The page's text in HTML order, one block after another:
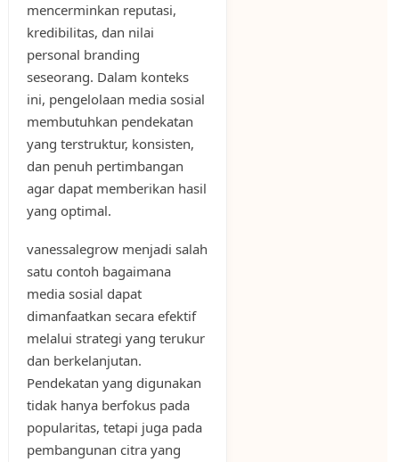
mencerminkan reputasi,
kredibilitas, dan nilai
personal branding
seseorang. Dalam konteks
ini, pengelolaan media sosial
membutuhkan pendekatan
yang terstruktur, konsisten,
dan penuh pertimbangan
agar dapat memberikan hasil
yang optimal.
vanessalegrow menjadi salah
satu contoh bagaimana
media sosial dapat
dimanfaatkan secara efektif
melalui strategi yang terukur
dan berkelanjutan.
Pendekatan yang digunakan
tidak hanya berfokus pada
popularitas, tetapi juga pada
pembangunan citra yang